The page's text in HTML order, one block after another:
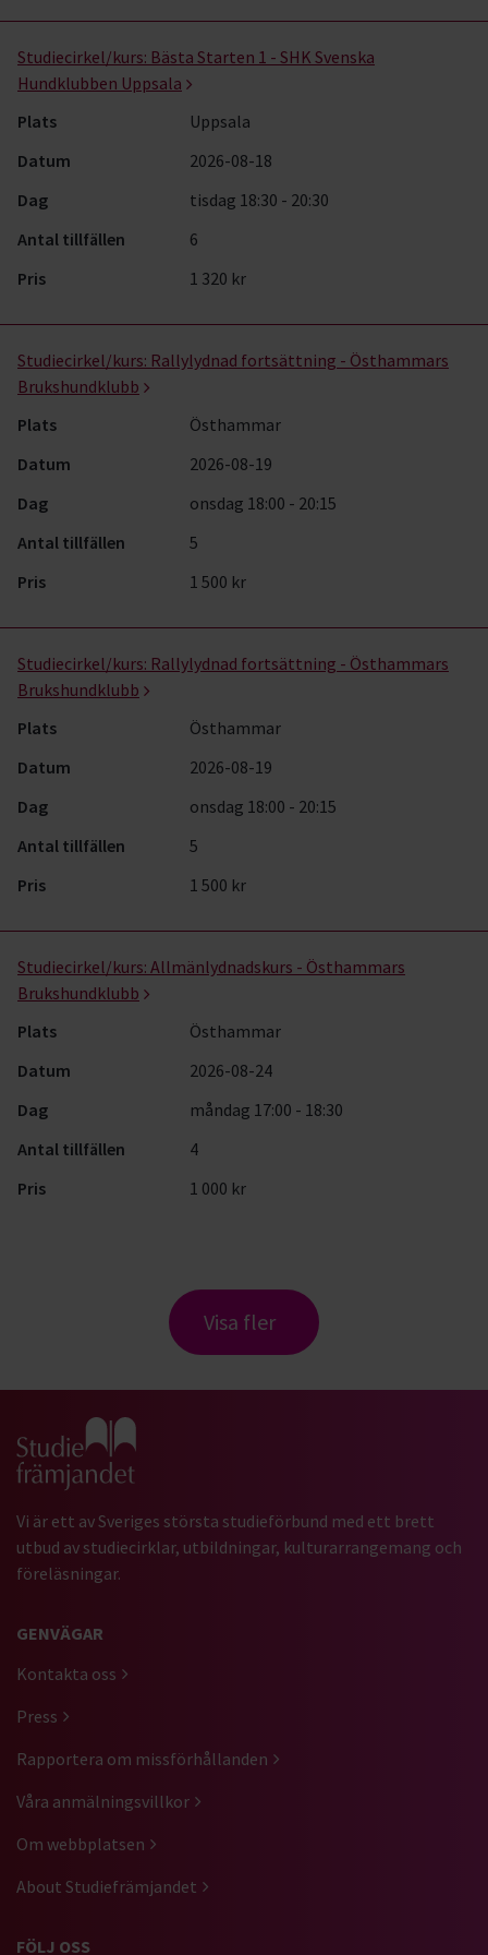
Studiecirkel/kurs: Bästa Starten 1 - SHK Svenska
Hundklubben Uppsala
Plats
Uppsala
Datum
2026-08-18
Dag
tisdag 18:30 - 20:30
Antal tillfällen
6
Pris
1 320 kr
Studiecirkel/kurs: Rallylydnad fortsättning - Östhammars
Brukshundklubb
Plats
Östhammar
Datum
2026-08-19
Dag
onsdag 18:00 - 20:15
Antal tillfällen
5
Pris
1 500 kr
Studiecirkel/kurs: Rallylydnad fortsättning - Östhammars
Brukshundklubb
Plats
Östhammar
Datum
2026-08-19
Dag
onsdag 18:00 - 20:15
Antal tillfällen
5
Pris
1 500 kr
Studiecirkel/kurs: Allmänlydnadskurs - Östhammars
Brukshundklubb
Plats
Östhammar
Datum
2026-08-24
Dag
måndag 17:00 - 18:30
Antal tillfällen
4
Pris
1 000 kr
Visa fler
Gå till studiefrämjandets startsida
Vi är ett av Sveriges största studieförbund med ett brett
utbud av studiecirklar, utbildningar, kulturarrangemang och
föreläsningar.
GENVÄGAR
Kontakta oss
Press
Rapportera om missförhållanden
Våra anmälningsvillkor
Om webbplatsen
About Studiefrämjandet
FÖLJ OSS